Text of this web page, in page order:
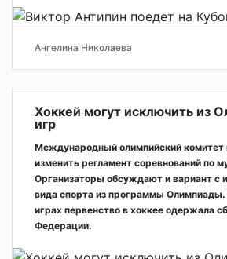
Ангелина Николаева
Хоккей могут исключить из
игр
Международный олимпийский комитет
изменить регламент соревнований по
Организаторы обсуждают и вариант с
вида спорта из программы Олимпиады.
играх первенство в хоккее одержала
Федерации.